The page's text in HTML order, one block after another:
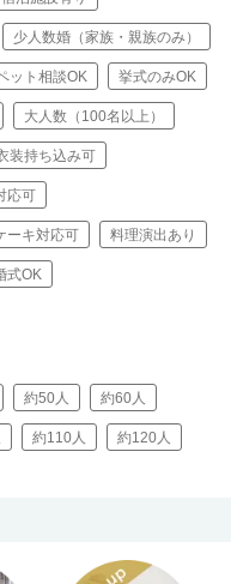
少人数婚（家族・親族のみ）
ット相談OK 挙式のみOK
大人数（100名以上）
装持ち込み可
応可
ーキ対応可 料理演出あり
式OK
約50人 約60人
約110人 約120人